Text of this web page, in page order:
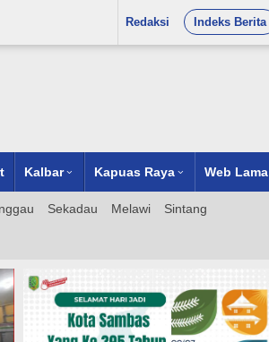
Redaksi Indeks Berita
Kalbar Kapuas Raya Web Lama
Sekadau Melawi Sintang